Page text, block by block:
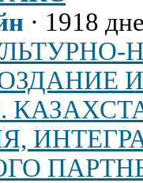
· 1918